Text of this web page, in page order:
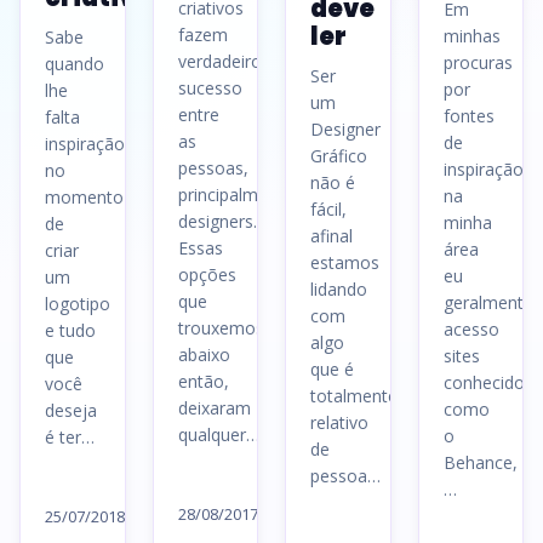
Sabe
quando
lhe
falta
inspiração
no
momento
de
criar
um
logotipo
e tudo
que
você
deseja
é ter…
25/07/2018
criativos
fazem
verdadeiro
sucesso
entre
as
pessoas,
principalmente
designers.
Essas
opções
que
trouxemos
abaixo
então,
deixaram
qualquer…
28/08/2017
deve
ler
Ser
um
Designer
Gráfico
não é
fácil,
afinal
estamos
lidando
com
algo
que é
totalmente
relativo
de
pessoa…
Em
minhas
procuras
por
fontes
de
inspiração
na
minha
área
eu
geralmente
acesso
sites
conhecidos
como
o
Behance,
…